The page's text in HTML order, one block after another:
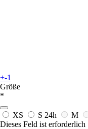
+-1
Größe
*
XS S 24h M
Dieses Feld ist erforderlich